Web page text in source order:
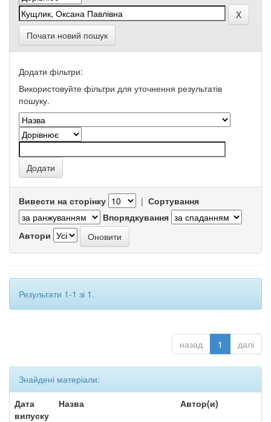
Почати новий пошук
Додати фільтри:
Використовуйте фільтри для уточнення результатів
пошуку.
Вивести на сторінку | Сортування
Впорядкування
Автори
Результати 1-1 зі 1.
назад 1 далі
Знайдені матеріали:
Дата
випуску
Назва Автор(и)